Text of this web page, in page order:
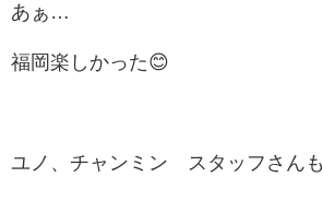
あぁ…
福岡楽しかった😊
ユノ、チャンミン スタッフさんも